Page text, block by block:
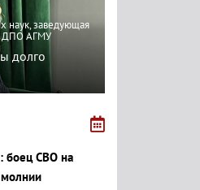
наук, заведующая
ДПО АГМУ
долго
боец СВО на